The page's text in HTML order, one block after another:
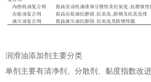
润滑油添加剂主要分类
单剂主要有清净剂、分散剂、黏度指数改